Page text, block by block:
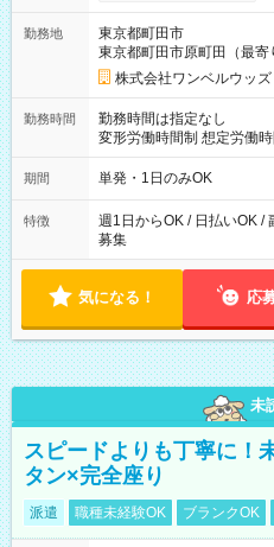
勤務地
東京都町田市
東京都町田市原町田（最寄
株式会社ワンベルウッズ
勤務時間
勤務時間は指定なし
変形労働時間制 想定労働時間160時間/月
～21：00
期間 単発・1日のみOK
特徴
週1日からOK / 日払いOK /
募集
気になる！ 応
未
スピードよりも丁寧に！
タン×完全座り
派遣 職種未経験OK ブランクOK